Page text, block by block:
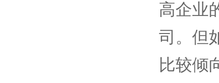
高企业
司。但
比较倾